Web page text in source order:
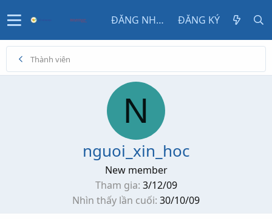
ĐĂNG NHẬP ĐĂNG KÝ
Thành viên
N
nguoi_xin_hoc
New member
Tham gia 3/12/09
Nhìn thấy lần cuối 30/10/09